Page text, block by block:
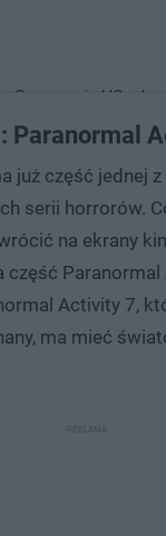
Sony movie US
Malaysian release
Post
Paranormal
już część jednej z
serii horrorów.
na ekrany
Paranormal
Activity 7,
ma mieć